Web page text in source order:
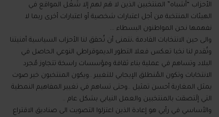
الأحزاب “أشباه” المنتخبين الذين لا هَم لهم إلا شَغْل المواقع في
الهيئات المنتخبة من أجل اعتبارات شخصية أو اعتبارات أخرى ربما لا
نفهمها نحن المواطنون البسطاء …
والى حين الانتخابات القادمة ،نتمنى أن تُحقق لنا الأحزاب السياسية أمنيتنا
وتُقدم لنا نخبا تعكس فعلا التطور الديموقراطي النوعي الحاصل في
البلاد وتساهم في عملية بناء ثقافة ومؤسسات راسخة تتجاوز مُجرد
الانتخابات وتكون المُنطلق الإيجابي للتغيير ..ويكون المنتخبون خير صوت
يمثل المغاربة أحسن تمثيل ..وحتى تساهم في تغيير المفاهيم النمطية
التي إلْتصقت بالمنتخبين والعمل النيابي بشكل عام ..
والأساسي في رأيي هو إعادة الذين اعتزلوا التصويت الى صناديق الاقتراع